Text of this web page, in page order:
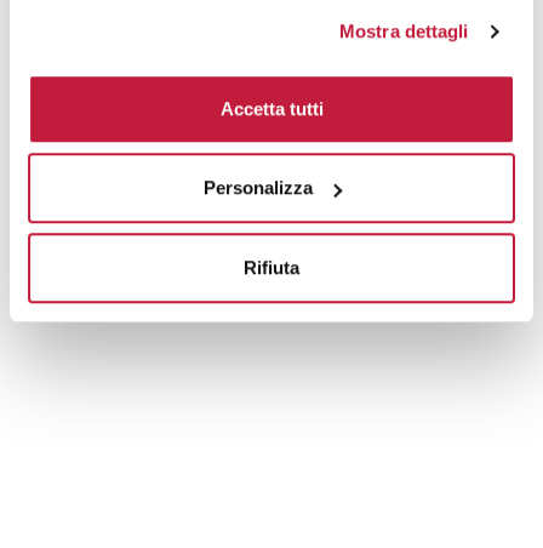
Mostra dettagli
Accetta tutti
Personalizza
Rifiuta